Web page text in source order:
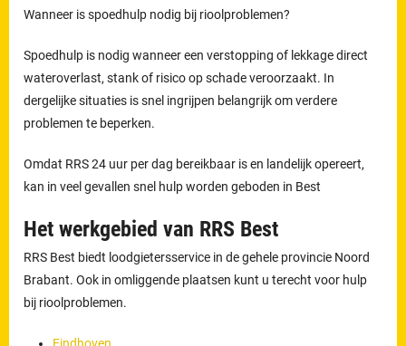
Wanneer is spoedhulp nodig bij rioolproblemen?
Spoedhulp is nodig wanneer een verstopping of lekkage direct
wateroverlast, stank of risico op schade veroorzaakt. In
dergelijke situaties is snel ingrijpen belangrijk om verdere
problemen te beperken.
Omdat RRS 24 uur per dag bereikbaar is en landelijk opereert,
kan in veel gevallen snel hulp worden geboden in Best
Het werkgebied van RRS Best
RRS Best biedt loodgietersservice in de gehele provincie Noord
Brabant. Ook in omliggende plaatsen kunt u terecht voor hulp
bij rioolproblemen.
Eindhoven